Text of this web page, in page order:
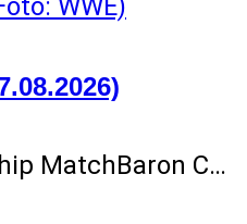
MatchBaron C…